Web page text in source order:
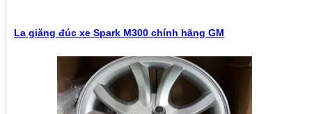
La giăng đúc xe Spark M300 chính hãng GM